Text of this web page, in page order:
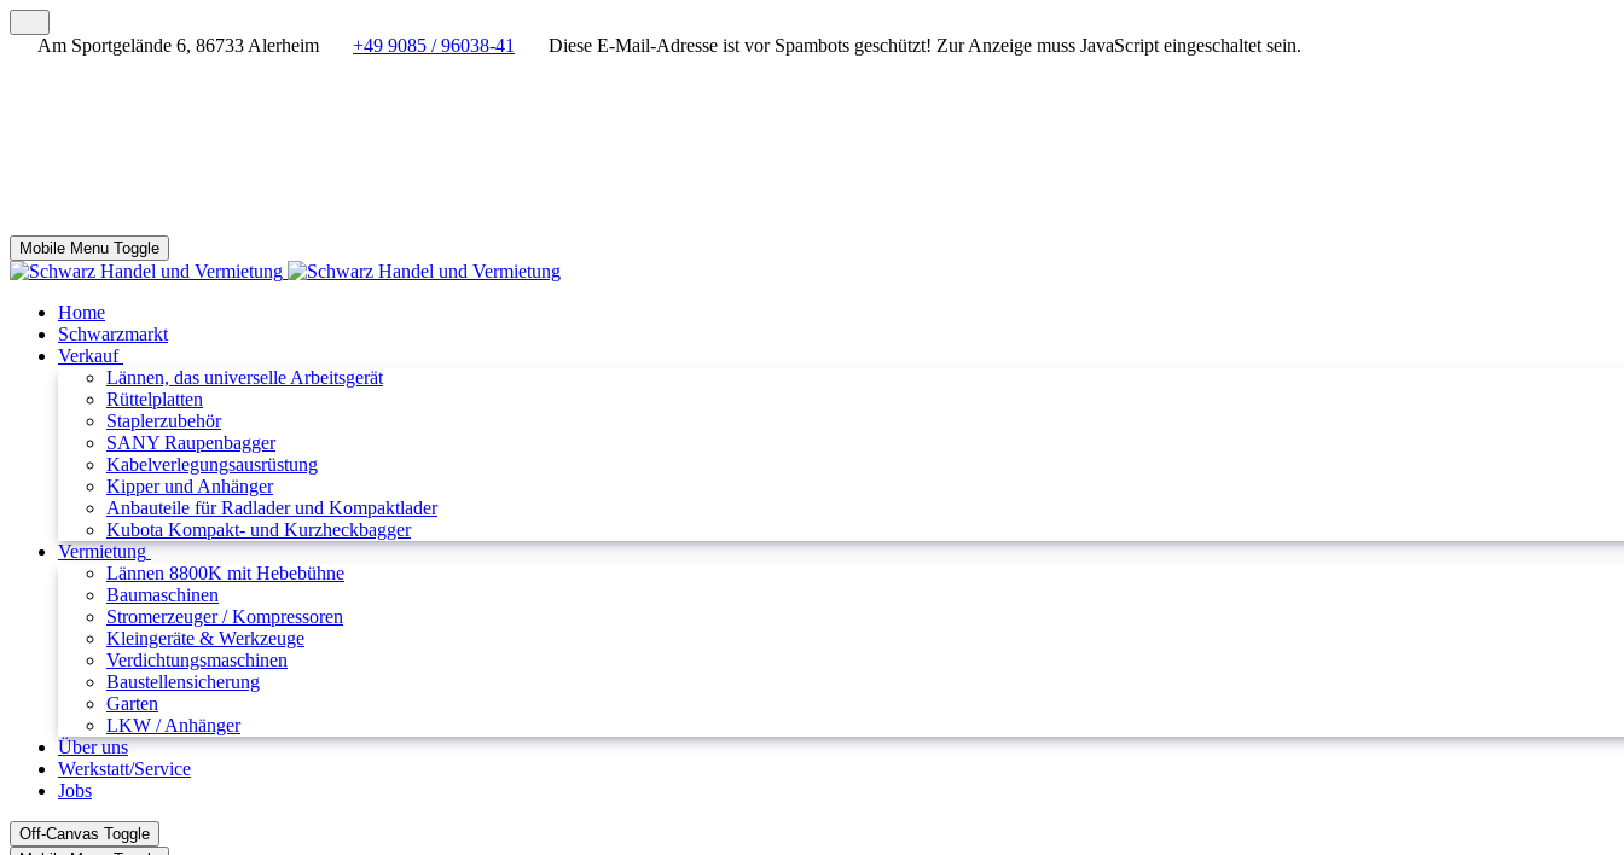
Am Sportgelände 6, 86733 Alerheim +49 9085 / 96038-41 Diese E-Mail-Adresse ist vor Spambots geschützt! Zur Anzeige muss JavaScript eingeschaltet sein.
Mobile Menu Toggle
Home
Schwarzmarkt
Verkauf
Lännen, das universelle Arbeitsgerät
Rüttelplatten
Staplerzubehör
SANY Raupenbagger
Kabelverlegungsausrüstung
Kipper und Anhänger
Anbauteile für Radlader und Kompaktlader
Kubota Kompakt- und Kurzheckbagger
Vermietung
Lännen 8800K mit Hebebühne
Baumaschinen
Stromerzeuger / Kompressoren
Kleingeräte & Werkzeuge
Verdichtungsmaschinen
Baustellensicherung
Garten
LKW / Anhänger
Über uns
Werkstatt/Service
Jobs
Off-Canvas Toggle